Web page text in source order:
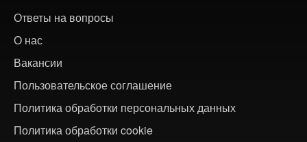
Ответы на вопросы
О нас
Вакансии
Пользовательское соглашение
Политика обработки персональных данных
Политика обработки cookie